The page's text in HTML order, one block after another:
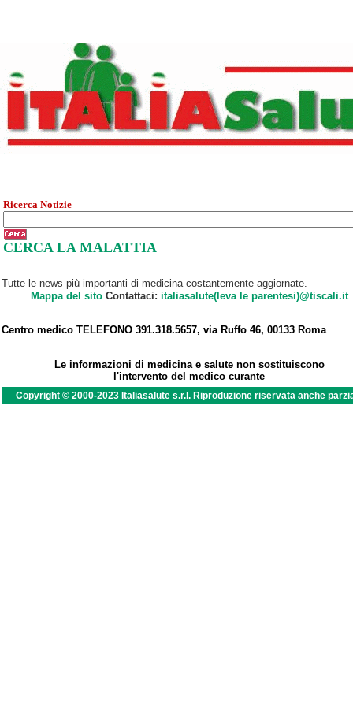
Ricerca Notizie
CERCA LA MALATTIA
Tutte le news più importanti di medicina costantemente aggiornate.
Mappa del sitoContattaci: italiasalute(leva le parentesi)@tiscali.it
Centro medico TELEFONO 391.318.5657, via Ruffo 46, 00133 Roma
Le informazioni di medicina e salute non sostituiscono
l'intervento del medico curante
Copyright © 2000-2023 Italiasalute s.r.l. Riproduzione riservata anche